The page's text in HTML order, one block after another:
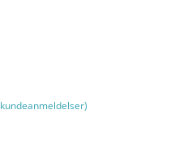
kundeanmeldelser)